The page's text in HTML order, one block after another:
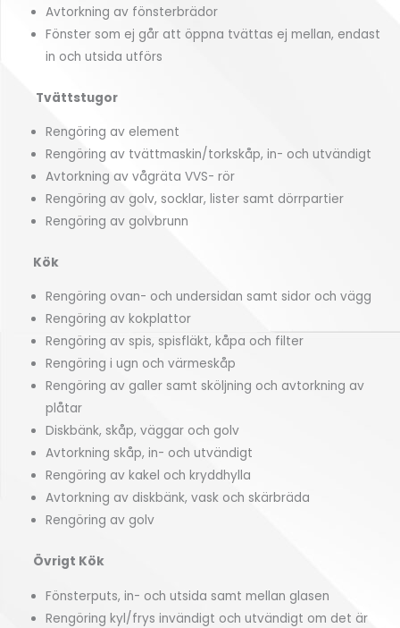
Avtorkning av fönsterbrädor
Fönster som ej går att öppna tvättas ej mellan, endast
in och utsida utförs
Tvättstugor
Rengöring av element
Rengöring av tvättmaskin/torkskåp, in- och utvändigt
Avtorkning av vågräta VVS- rör
Rengöring av golv, socklar, lister samt dörrpartier
Rengöring av golvbrunn
Kök
Rengöring ovan- och undersidan samt sidor och vägg
Rengöring av kokplattor
Rengöring av spis, spisfläkt, kåpa och filter
Rengöring i ugn och värmeskåp
Rengöring av galler samt sköljning och avtorkning av
plåtar
Diskbänk, skåp, väggar och golv
Avtorkning skåp, in- och utvändigt
Rengöring av kakel och kryddhylla
Avtorkning av diskbänk, vask och skärbräda
Rengöring av golv
Övrigt Kök
Fönsterputs, in- och utsida samt mellan glasen
Rengöring kyl/frys invändigt och utvändigt om det är